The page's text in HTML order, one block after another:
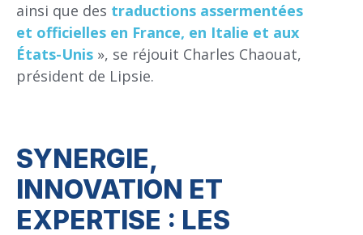
ainsi que des traductions assermentées
et officielles en France, en Italie et aux
États-Unis », se réjouit Charles Chaouat,
président de Lipsie.
SYNERGIE,
INNOVATION ET
EXPERTISE : LES